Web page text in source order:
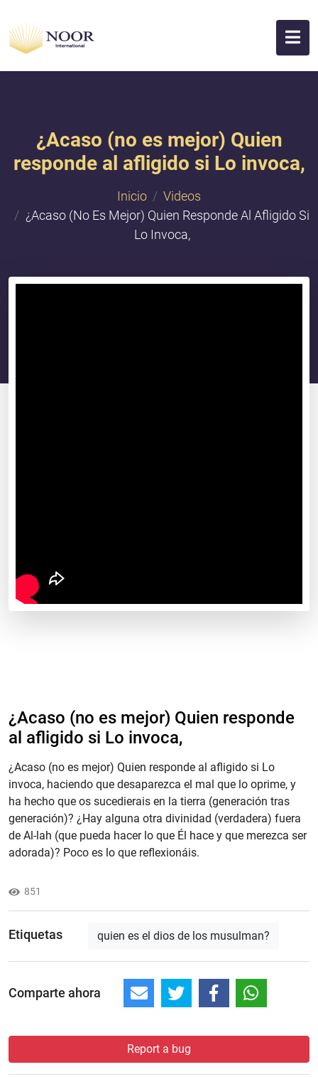
¿Acaso (no es mejor) Quien
responde al afligido si Lo invoca,
Inicio
Videos
¿Acaso (no Es Mejor) Quien Responde Al Afligido Si
Lo Invoca,
¿Acaso (no es mejor) Quien responde
al afligido si Lo invoca,
¿Acaso (no es mejor) Quien responde al afligido si Lo
invoca, haciendo que desaparezca el mal que lo oprime, y
ha hecho que os sucedierais en la tierra (generación tras
generación)? ¿Hay alguna otra divinidad (verdadera) fuera
de Al-lah (que pueda hacer lo que Él hace y que merezca ser
adorada)? Poco es lo que reflexionáis.
851
Etiquetas quien es el dios de los musulman?
Comparte ahora
Report a bug